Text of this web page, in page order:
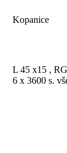
Kopanice
L 45 x15 ,
6 x 3600 s.